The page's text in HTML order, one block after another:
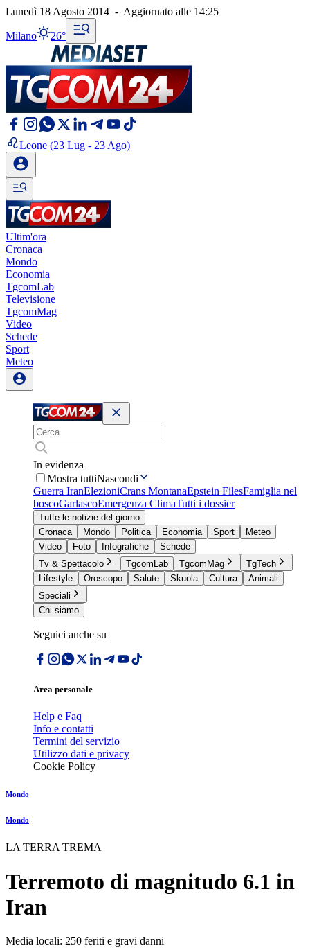
Lunedì 18 Agosto 2014 - Aggiornato alle 14:25
Milano 26°
Leone (23 Lug - 23 Ago)
Ultim'ora
Cronaca
Mondo
Economia
TgcomLab
Televisione
TgcomMag
Video
Schede
Sport
Meteo
In evidenza
Mostra tuttiNascondi
Guerra IranElezioniCrans MontanaEpstein FilesFamiglia nel
boscoGarlascoEmergenza ClimaTutti i dossier
Tutte le notizie del giorno
Cronaca
Mondo Politica Economia Sport
Meteo
Video
Foto Infografiche
Schede
Tv & Spettacolo
TgcomLab TgcomMag
TgTech
Lifestyle
Oroscopo Salute Skuola Cultura
Animali
Speciali
Chi siamo
Seguici anche su
Area personale
Help e Faq
Info e contatti
Termini del servizio
Utilizzo dati e privacy
Cookie Policy
Mondo
Mondo
LA TERRA TREMA
Terremoto di magnitudo 6.1 in
Iran
Media locali: 250 feriti e gravi danni